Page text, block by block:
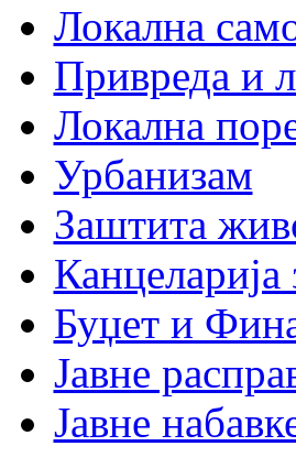
Локална
Привреда и
Локална
Урбанизам
Заштита
Канцеларија
Буџет и
Јавне
Јавне